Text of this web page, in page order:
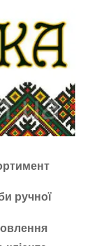
ручної